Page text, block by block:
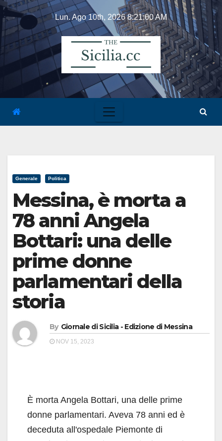
Skip
content
Lun. Ago 10th, 20268:21:00 AM
Generale Politica
Messina, è morta a
78 anni Angela
Bottari: una delle
prime donne
parlamentari della
storia
By Giornale di Sicilia - Edizione di Messina
NOV 15, 2023
È morta Angela Bottari, una delle prime
donne parlamentari. Aveva 78 anni ed è
deceduta all'ospedale Piemonte di